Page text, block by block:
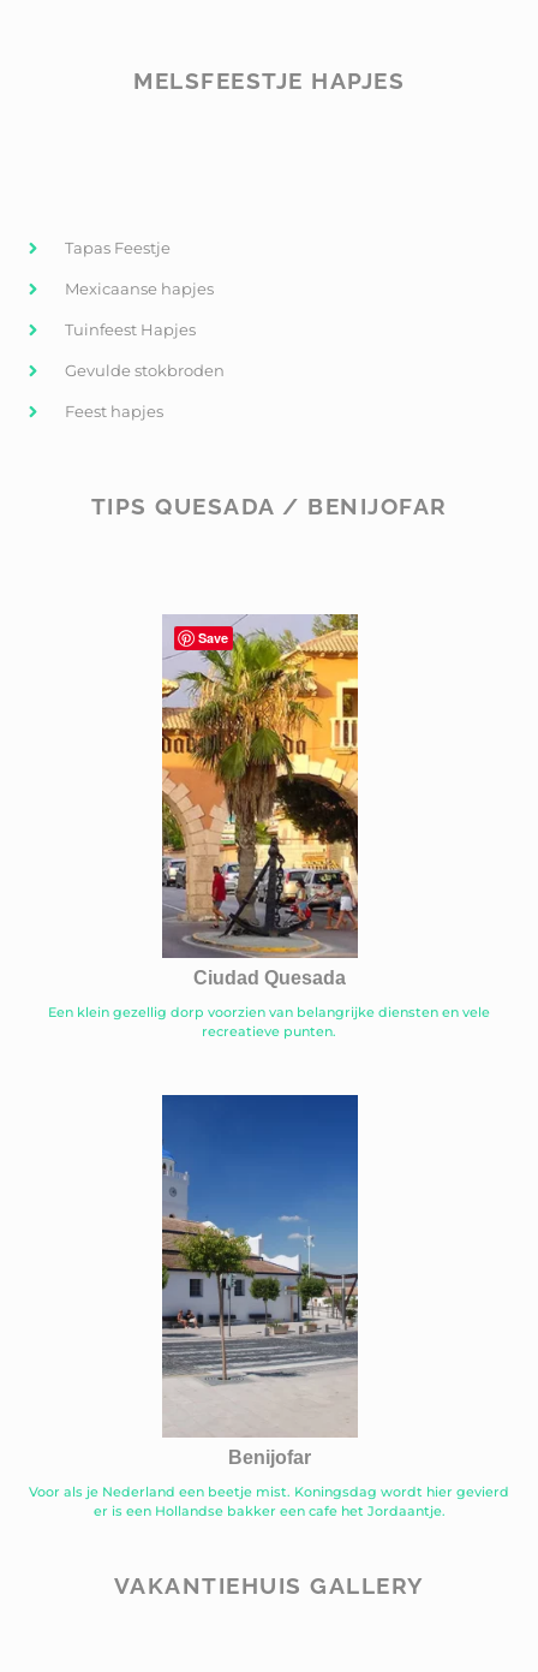
MELSFEESTJE HAPJES
Tapas Feestje
Mexicaanse hapjes
Tuinfeest Hapjes
Gevulde stokbroden
Feest hapjes
TIPS QUESADA / BENIJOFAR
Ciudad Quesada
Een klein gezellig dorp voorzien van belangrijke diensten en vele
recreatieve punten.
Benijofar
Voor als je Nederland een beetje mist. Koningsdag wordt hier gevierd
er is een Hollandse bakker een cafe het Jordaantje.
VAKANTIEHUIS GALLERY
Save